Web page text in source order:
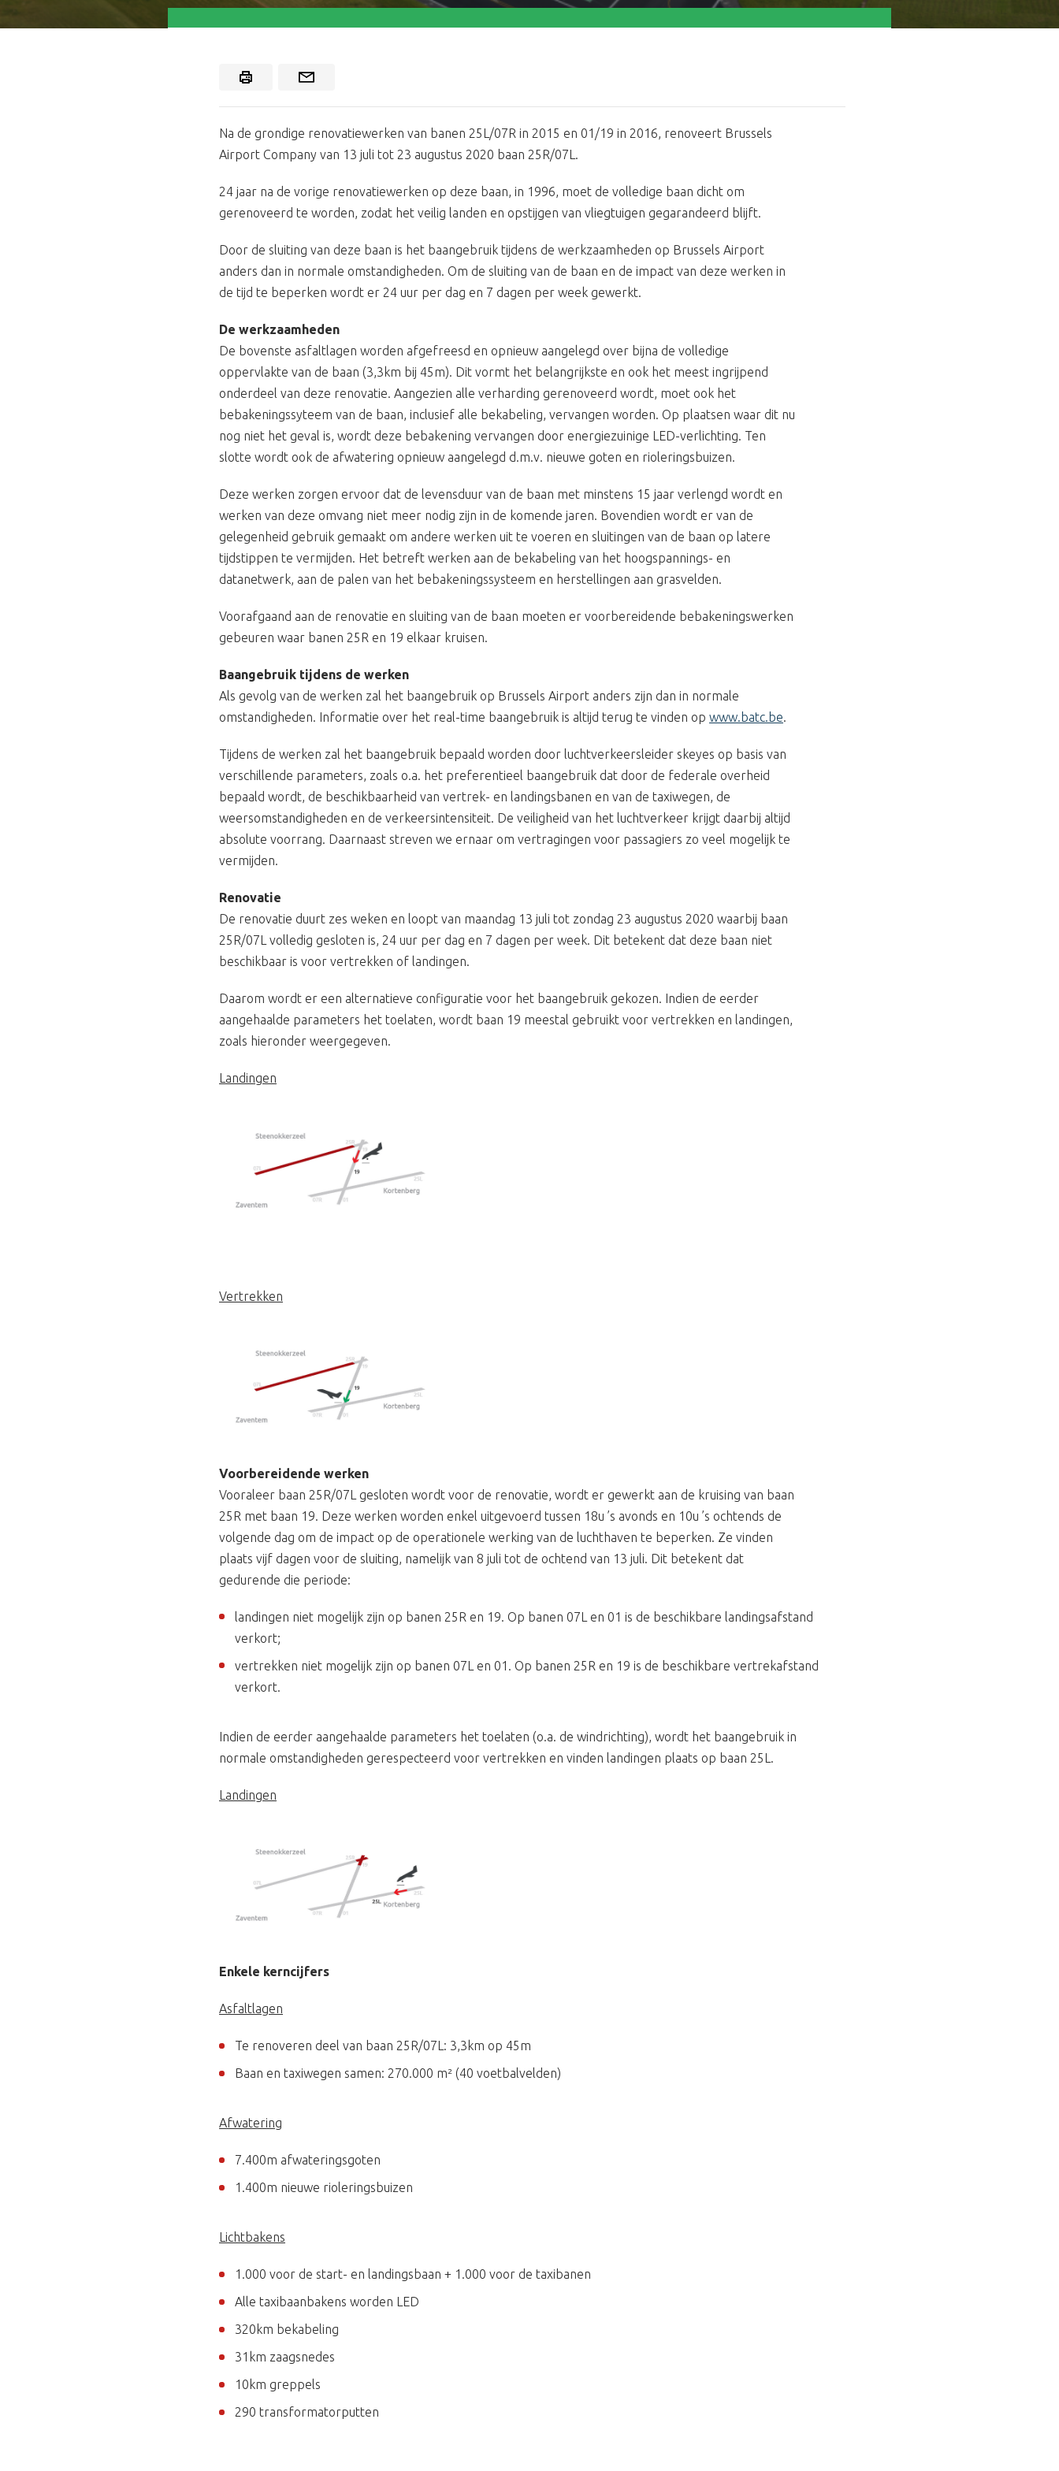
Na de grondige renovatiewerken van banen 25L/07R in 2015 en 01/19 in 2016, renoveert Brussels
Airport Company van 13 juli tot 23 augustus 2020 baan 25R/07L.
24 jaar na de vorige renovatiewerken op deze baan, in 1996, moet de volledige baan dicht om
gerenoveerd te worden, zodat het veilig landen en opstijgen van vliegtuigen gegarandeerd blijft.
Door de sluiting van deze baan is het baangebruik tijdens de werkzaamheden op Brussels Airport
anders dan in normale omstandigheden. Om de sluiting van de baan en de impact van deze werken in
de tijd te beperken wordt er 24 uur per dag en 7 dagen per week gewerkt.
De werkzaamheden
De bovenste asfaltlagen worden afgefreesd en opnieuw aangelegd over bijna de volledige
oppervlakte van de baan (3,3km bij 45m). Dit vormt het belangrijkste en ook het meest ingrijpend
onderdeel van deze renovatie. Aangezien alle verharding gerenoveerd wordt, moet ook het
bebakeningssyteem van de baan, inclusief alle bekabeling, vervangen worden. Op plaatsen waar dit nu
nog niet het geval is, wordt deze bebakening vervangen door energiezuinige LED-verlichting. Ten
slotte wordt ook de afwatering opnieuw aangelegd d.m.v. nieuwe goten en rioleringsbuizen.
Deze werken zorgen ervoor dat de levensduur van de baan met minstens 15 jaar verlengd wordt en
werken van deze omvang niet meer nodig zijn in de komende jaren. Bovendien wordt er van de
gelegenheid gebruik gemaakt om andere werken uit te voeren en sluitingen van de baan op latere
tijdstippen te vermijden. Het betreft werken aan de bekabeling van het hoogspannings- en
datanetwerk, aan de palen van het bebakeningssysteem en herstellingen aan grasvelden.
Voorafgaand aan de renovatie en sluiting van de baan moeten er voorbereidende bebakeningswerken
gebeuren waar banen 25R en 19 elkaar kruisen.
Baangebruik tijdens de werken
Als gevolg van de werken zal het baangebruik op Brussels Airport anders zijn dan in normale
omstandigheden. Informatie over het real-time baangebruik is altijd terug te vinden op www.batc.be.
Tijdens de werken zal het baangebruik bepaald worden door luchtverkeersleider skeyes op basis van
verschillende parameters, zoals o.a. het preferentieel baangebruik dat door de federale overheid
bepaald wordt, de beschikbaarheid van vertrek- en landingsbanen en van de taxiwegen, de
weersomstandigheden en de verkeersintensiteit. De veiligheid van het luchtverkeer krijgt daarbij altijd
absolute voorrang. Daarnaast streven we ernaar om vertragingen voor passagiers zo veel mogelijk te
vermijden.
Renovatie
De renovatie duurt zes weken en loopt van maandag 13 juli tot zondag 23 augustus 2020 waarbij baan
25R/07L volledig gesloten is, 24 uur per dag en 7 dagen per week. Dit betekent dat deze baan niet
beschikbaar is voor vertrekken of landingen.
Daarom wordt er een alternatieve configuratie voor het baangebruik gekozen. Indien de eerder
aangehaalde parameters het toelaten, wordt baan 19 meestal gebruikt voor vertrekken en landingen,
zoals hieronder weergegeven.
Landingen
Vertrekken
Voorbereidende werken
Vooraleer baan 25R/07L gesloten wordt voor de renovatie, wordt er gewerkt aan de kruising van baan
25R met baan 19. Deze werken worden enkel uitgevoerd tussen 18u ’s avonds en 10u ’s ochtends de
volgende dag om de impact op de operationele werking van de luchthaven te beperken. Ze vinden
plaats vijf dagen voor de sluiting, namelijk van 8 juli tot de ochtend van 13 juli. Dit betekent dat
gedurende die periode:
landingen niet mogelijk zijn op banen 25R en 19. Op banen 07L en 01 is de beschikbare landingsafstand
verkort;
vertrekken niet mogelijk zijn op banen 07L en 01. Op banen 25R en 19 is de beschikbare vertrekafstand
verkort.
Indien de eerder aangehaalde parameters het toelaten (o.a. de windrichting), wordt het baangebruik in
normale omstandigheden gerespecteerd voor vertrekken en vinden landingen plaats op baan 25L.
Landingen
Enkele kerncijfers
Asfaltlagen
Te renoveren deel van baan 25R/07L: 3,3km op 45m
Baan en taxiwegen samen: 270.000 m² (40 voetbalvelden)
Afwatering
7.400m afwateringsgoten
1.400m nieuwe rioleringsbuizen
Lichtbakens
1.000 voor de start- en landingsbaan + 1.000 voor de taxibanen
Alle taxibaanbakens worden LED
320km bekabeling
31km zaagsnedes
10km greppels
290 transformatorputten